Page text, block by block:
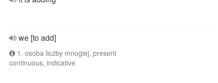
we [to add]
1. osoba liczby mnogiej, present
continuous, indicative